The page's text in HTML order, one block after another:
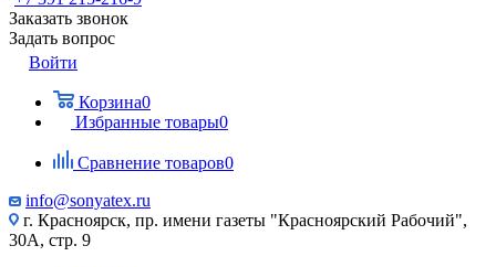
Заказать звонок
Задать вопрос
Войти
Корзина0
Избранные товары0
Сравнение товаров0
info@sonyatex.ru
г. Красноярск, пр. имени газеты "Красноярский Рабочий",
30А, стр. 9